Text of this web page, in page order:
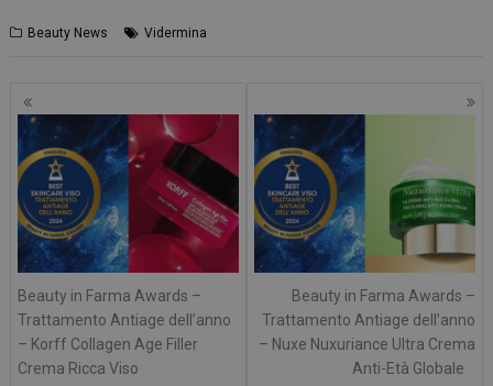
Beauty News Vidermina
Navigazione
articoli
Beauty in Farma Awards –
Trattamento Antiage dell’anno
– Korff Collagen Age Filler
Crema Ricca Viso
Beauty in Farma Awards –
Trattamento Antiage dell’anno
– Nuxe Nuxuriance Ultra Crema
Anti-Età Globale